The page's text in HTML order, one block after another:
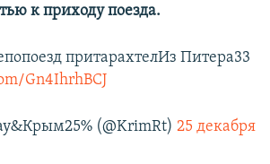
к приходу поезда.
притарахтелИз Питера33
Gn4IhrhBCJ
(@KrimRt) 25 декабря